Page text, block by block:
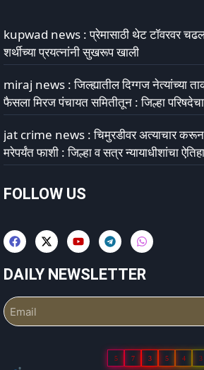
kupwad news : प्रेमासाठी थेट टॉवरवर
शर्थीच्या प्रयत्नांनी सुखरूप खाली
miraj news : जिल्ह्यातील दिग्गज नेत्यांच्या
फैसला मिरज पंचायत समितीतून : जिल्हा परिषदेचा
jat crime news : चिमुरडीवर अत्याचार करून
मरेपर्यंत फाशी : जिल्हा व सत्र न्यायाधीशांचा
FOLLOW US
DAILY NEWSLETTER
5 7 3 5 4 3